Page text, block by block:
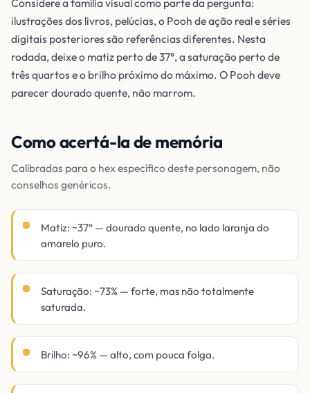
Considere a família visual como parte da pergunta:
ilustrações dos livros, pelúcias, o Pooh de ação real e séries
digitais posteriores são referências diferentes. Nesta
rodada, deixe o matiz perto de 37°, a saturação perto de
três quartos e o brilho próximo do máximo. O Pooh deve
parecer dourado quente, não marrom.
Como acertá-la de memória
Calibradas para o hex específico deste personagem, não
conselhos genéricos.
Matiz: ~37° — dourado quente, no lado laranja do
amarelo puro.
Saturação: ~73% — forte, mas não totalmente
saturada.
Brilho: ~96% — alto, com pouca folga.